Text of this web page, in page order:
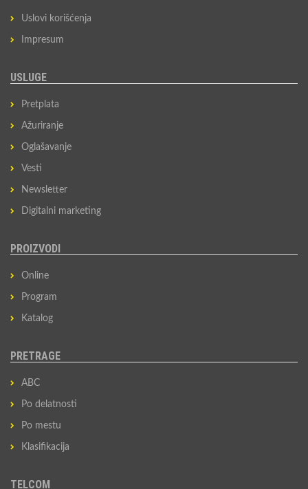
Uslovi korišćenja
Impresum
USLUGE
Pretplata
Ažuriranje
Oglašavanje
Vesti
Newsletter
Digitalni marketing
PROIZVODI
Online
Program
Katalog
PRETRAGE
ABC
Po delatnosti
Po mestu
Klasifikacija
TELCOM